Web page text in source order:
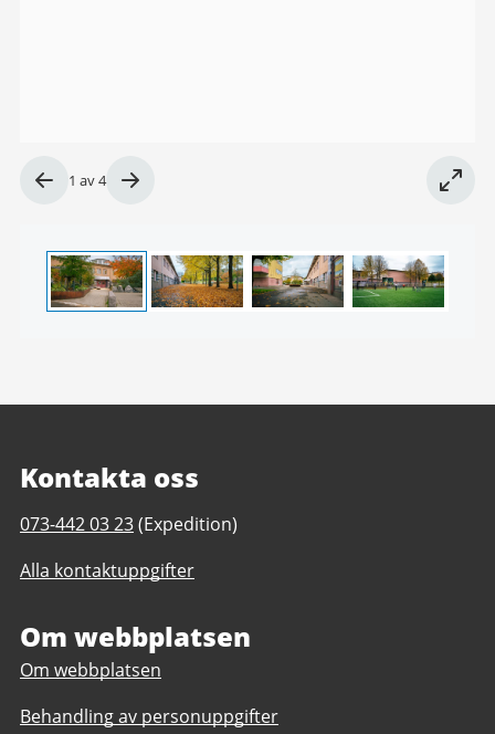
Bild
4
1 av4
Kontakta oss
Telefonnummer
Lövgärdesskolan
9
073-442 03 23(Expedition)
Alla kontaktuppgifter
Om webbplatsen
Om webbplatsen
Behandling av personuppgifter